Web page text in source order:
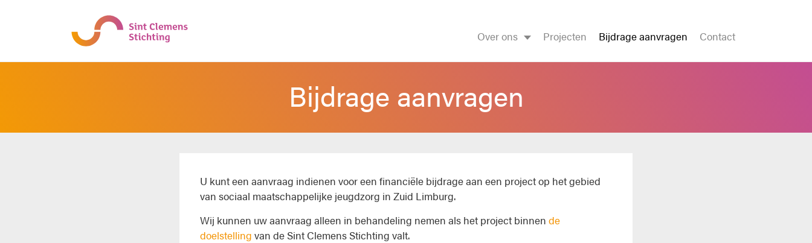
Over ons Projecten Bijdrage aanvragen Contact
Bijdrage aanvragen
U kunt een aanvraag indienen voor een financiële bijdrage aan een project op het gebied
van sociaal maatschappelijke jeugdzorg in Zuid Limburg.
Wij kunnen uw aanvraag alleen in behandeling nemen als het project binnen de
doelstelling van de Sint Clemens Stichting valt.